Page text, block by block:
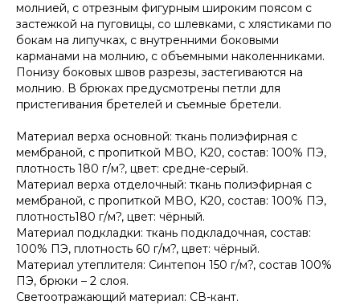
молнией, с отрезным фигурным широким поясом с
застежкой на пуговицы, со шлевками, с хлястиками по
бокам на липучках, с внутренними боковыми
карманами на молнию, с объемными наколенниками.
Понизу боковых швов разрезы, застегиваются на
молнию. В брюках предусмотрены петли для
пристегивания бретелей и съемные бретели.
Материал верха основной: ткань полиэфирная с
мембраной, с пропиткой МВО, К20, состав: 100% ПЭ,
плотность 180 г/м?, цвет: средне-серый.
Материал верха отделочный: ткань полиэфирная с
мембраной, с пропиткой МВО, К20, состав: 100% ПЭ,
плотность180 г/м?, цвет: чёрный.
Материал подкладки: ткань подкладочная, состав:
100% ПЭ, плотность 60 г/м?, цвет: чёрный.
Материал утеплителя: Синтепон 150 г/м?, состав 100%
ПЭ, брюки – 2 слоя.
Светоотражающий материал: СВ-кант.